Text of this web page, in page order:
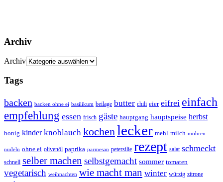
Archiv
Archiv
Tags
backen backen ohne ei basilikum beilage butter chili eier eifrei einfach
empfehlung essen frisch gäste hauptgang hauptspeise herbst
honig kinder knoblauch kochenlecker mehl milch möhren
nudeln ohne ei olivenöl paprika parmesan petersilie rezept salat schmeckt
schnell selber machen selbstgemacht sommer tomaten
vegetarisch weihnachten wie macht man winter würzig zitrone